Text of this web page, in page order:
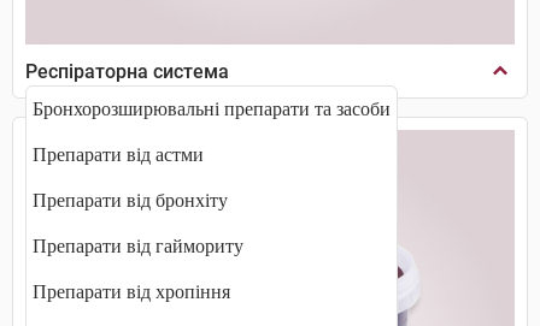
Респіраторна система
Бронхорозширювальні препарати та засоби
Препарати від астми
Препарати від бронхіту
Препарати від гаймориту
Препарати від хропіння